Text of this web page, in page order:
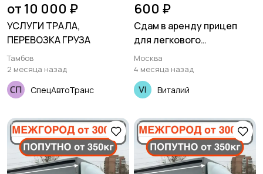
от 10 000 ₽
УСЛУГИ ТРАЛА,
ПЕРЕВОЗКА ГРУЗА
Тамбов
2 месяца назад
СпецАвтоТранс
600 ₽
Сдам в аренду прицеп
для легкового
автомобиля
Москва
4 месяца назад
Виталий